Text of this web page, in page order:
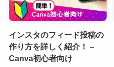
インスタのフィード投稿の
作り方を詳しく紹介！ –
Canva初心者向け